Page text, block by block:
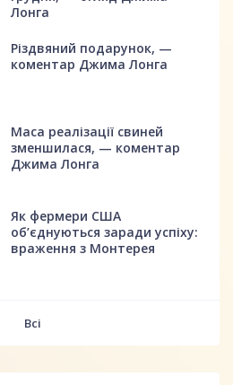
Лонга
Різдвяний подарунок, —
коментар Джима Лонга
Маса реалізації свиней
зменшилася, — коментар
Джима Лонга
Як фермери США
об’єднуються заради успіху:
враження з Монтерея
Всі